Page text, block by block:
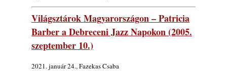
Világsztárok Magyarországon – Patricia
Barber a Debreceni Jazz Napokon (2005.
szeptember 10.)
2021. január 24., Fazekas Csaba